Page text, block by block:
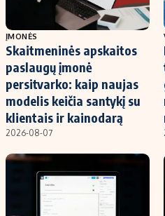
ĮMONĖS
Skaitmeninės apskaitos
paslaugų įmonė
persitvarko: kaip naujas
modelis keičia santykį su
klientais ir kainodarą
2026-08-07